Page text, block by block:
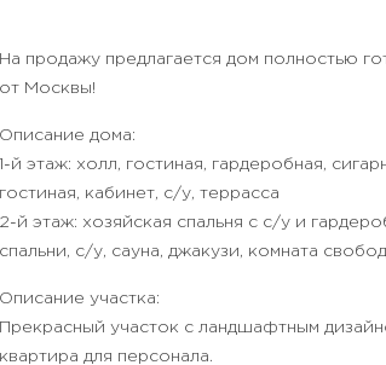
На продажу предлагается дом полностью
от Москвы!
Описание дома:
1-й этаж: холл, гостиная, гардеробная,
гостиная, кабинет, с/у, террасса
2-й этаж: хозяйская спальня с с/у и
спальни, с/у, сауна, джакузи, комната
Описание участка:
Прекрасный участок с ландшафтным
квартира для персонала.